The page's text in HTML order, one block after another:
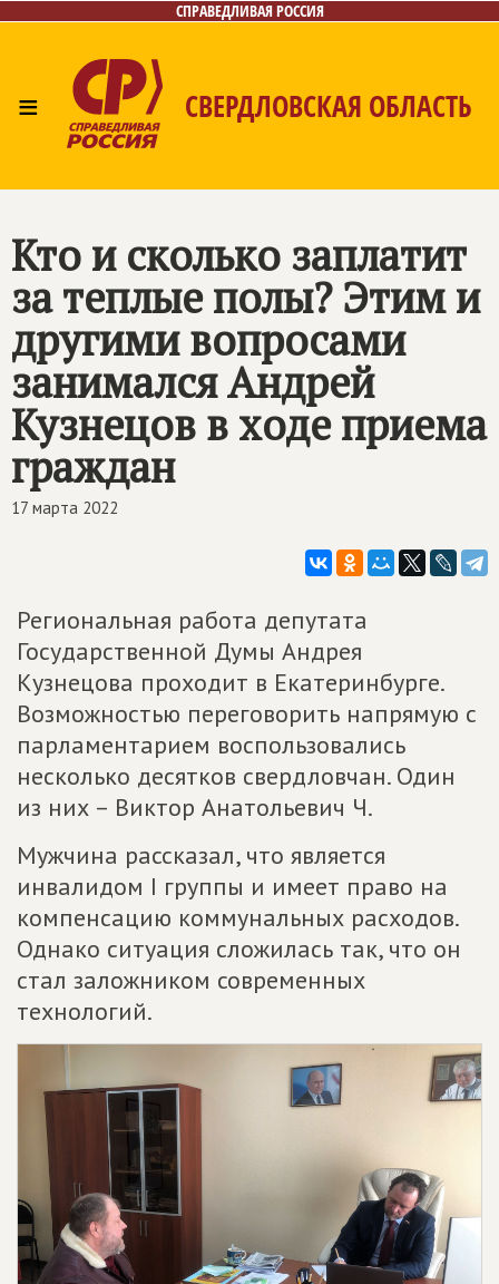
СПРАВЕДЛИВАЯ РОССИЯ
≡ СВЕРДЛОВСКАЯ ОБЛАСТЬ
Кто и сколько заплатит
за теплые полы? Этим и
другими вопросами
занимался Андрей
Кузнецов в ходе приема
граждан
17 марта 2022
Региональная работа депутата
Государственной Думы Андрея
Кузнецова проходит в Екатеринбурге.
Возможностью переговорить напрямую с
парламентарием воспользовались
несколько десятков свердловчан. Один
из них – Виктор Анатольевич Ч.
Мужчина рассказал, что является
инвалидом I группы и имеет право на
компенсацию коммунальных расходов.
Однако ситуация сложилась так, что он
стал заложником современных
технологий.